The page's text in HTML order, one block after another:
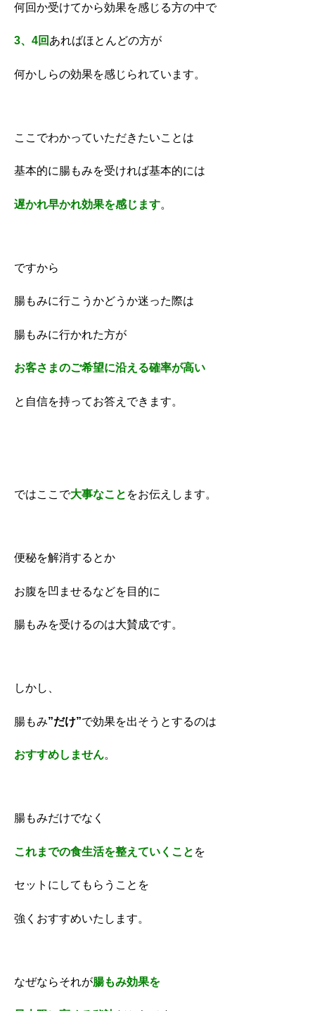
何回か受けてから効果を感じる方の中で
3、4回 あればほとんどの方が
何かしらの効果を感じられています。
ここでわかっていただきたいことは
基本的に腸もみを受ければ基本的には
遅かれ早かれ効果を感じます。
ですから
腸もみに行こうかどうか迷った際は
腸もみに行かれた方が
お客さまのご希望に沿える確率が高い
と自信を持ってお答えできます。
ではここで大事なこと をお伝えします。
便秘を解消するとか
お腹を凹ませるなどを目的に
腸もみを受けるのは大賛成です。
しかし、
腸もみ”だけ”で効果を出そうとするのは
おすすめしません。
腸もみだけでなく
これまでの食生活を整えていくこと を
セットにしてもらうことを
強くおすすめいたします。
なぜならそれが腸もみ効果を